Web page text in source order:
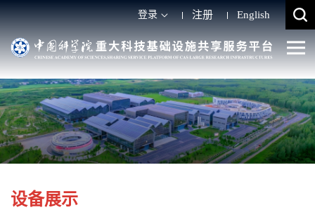
登录 注册 English
设备展示